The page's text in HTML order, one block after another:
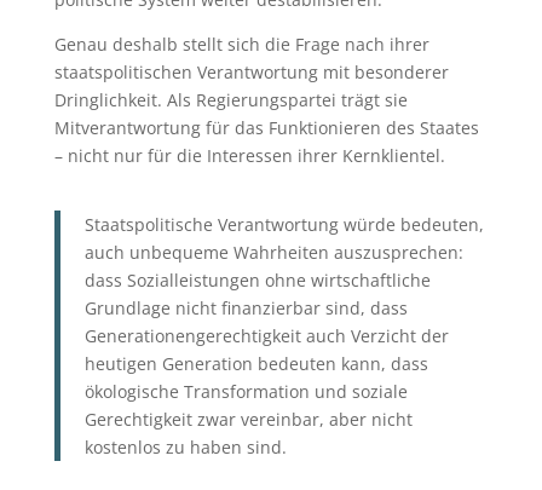
Genau deshalb stellt sich die Frage nach ihrer
staatspolitischen Verantwortung mit besonderer
Dringlichkeit. Als Regierungspartei trägt sie
Mitverantwortung für das Funktionieren des Staates
– nicht nur für die Interessen ihrer Kernklientel.
Staatspolitische Verantwortung würde bedeuten,
auch unbequeme Wahrheiten auszusprechen:
dass Sozialleistungen ohne wirtschaftliche
Grundlage nicht finanzierbar sind, dass
Generationengerechtigkeit auch Verzicht der
heutigen Generation bedeuten kann, dass
ökologische Transformation und soziale
Gerechtigkeit zwar vereinbar, aber nicht
kostenlos zu haben sind.